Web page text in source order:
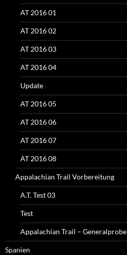
AT 2016 01
AT 2016 02
AT 2016 03
AT 2016 04
Update
AT 2016 05
AT 2016 06
AT 2016 07
AT 2016 08
Appalachian Trail Vorbereitung
A.T. Test 03
Test
Appalachian Trail – Generalprobe
Spanien